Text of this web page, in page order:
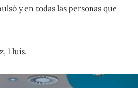
y en todas las personas que
Lluís.